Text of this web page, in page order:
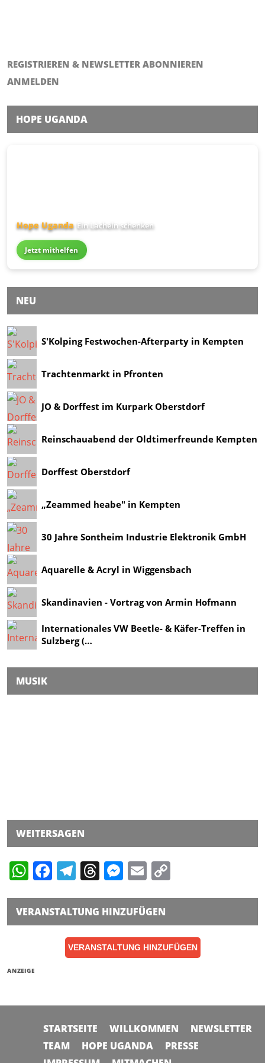
REGISTRIEREN & NEWSLETTER ABONNIEREN
ANMELDEN
HOPE UGANDA
Hope Uganda Ein Lächeln schenken
Jetzt mithelfen
NEU
S'Kolping Festwochen-Afterparty in Kempten
Trachtenmarkt in Pfronten
JO & Dorffest im Kurpark Oberstdorf
Reinschauabend der Oldtimerfreunde Kempten
Dorffest Oberstdorf
„Zeammed heabe" in Kempten
30 Jahre Sontheim Industrie Elektronik GmbH
Aquarelle & Acryl in Wiggensbach
Skandinavien - Vortrag von Armin Hofmann
Internationales VW Beetle- & Käfer-Treffen in
Sulzberg (…
MUSIK
WEITERSAGEN
WhatsApp
Facebook
Telegram
Threads
Messenger
Email
VERANSTALTUNG HINZUFÜGEN
VERANSTALTUNG HINZUFÜGEN
ANZEIGE
STARTSEITE WILLKOMMEN
NEWSLETTER
TEAM
HOPE UGANDA
PRESSE